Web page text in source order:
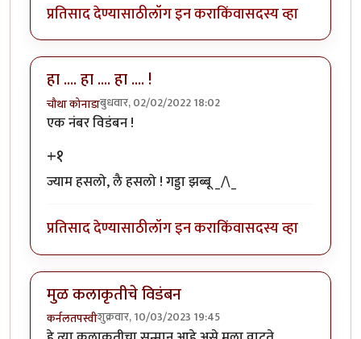
प्रतिसाद देण्यासाठीलॉग इन कराकिंवासदस्य व्हा
हा .... हा .... हा .... !
चौथा कोनाडाबुधवार, 02/02/2022 18:02
एक नंबर विडंबन !
+१
ज्याम हसलो, लै हसलो ! गड्डा झब्बू _/\_
प्रतिसाद देण्यासाठीलॉग इन कराकिंवासदस्य व्हा
मुळ कलाकृतीचे विडंबन
कर्नलतपस्वीशुक्रवार, 10/03/2023 19:45